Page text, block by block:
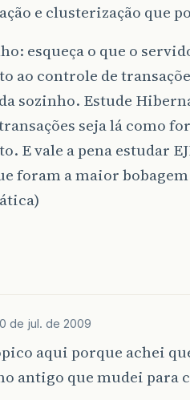
e clusterização que
esqueça o que o
ao controle de
sozinho. Estude
seja lá como
E vale a pena estudar
foram a maior
de jul. de 2009
aqui porque achei
antigo que mudei para